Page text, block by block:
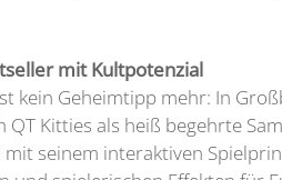
mit Kultpotenzial
kein Geheimtipp mehr: In
QT Kitties als heiß begehrte
seinem interaktiven